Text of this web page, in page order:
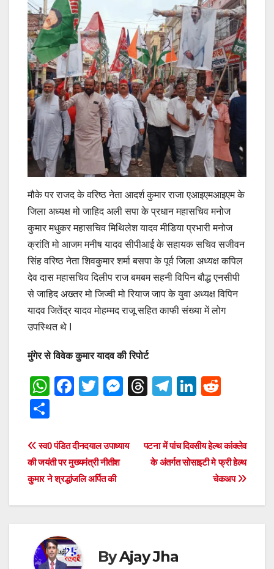
मौके पर राजद के वरिष्ठ नेता आदर्श कुमार राजा एआइएमआइएम के
जिला अध्यक्ष मो जाहिद अली सपा के प्रधान महासचिव मनोज
कुमार मधुकर महासचिव मिथिलेश यादव मीडिया प्रभारी मनोज
क्रांति मो आजम मनीष यादव सीपीआई के सहायक सचिव सजीवन
सिंह वरिष्ठ नेता शिवकुमार शर्मा बसपा के पूर्व जिला अध्यक्ष कपिल
देव दास महासचिव दिलीप राज बमबम सहनी विपिन बौद्ध एनसीपी
से जाहिद अख्तर मो जिज्वी मो रियाज जाप के युवा अध्यक्ष विपिन
यादव जितेंद्र यादव मोहम्मद राजू सहित काफी संख्या में लोग
उपस्थित थे I
मुंगेर से विवेक कुमार यादव की रिपोर्ट
W
s
A
p
p
F
e
b
o
o
T
er
M
e
er
T
a
d
T
gr
a
Li
e
dI
di
t
ar
e
Post
navigation
पटना में पांच दिवसीय हेल्थ कांक्लेव
के अंतर्गत सोसाइटी मे फ्री हेल्थ
चेकअप
स्व0 पंडित दीनदयाल उपाध्याय
की जयंती पर मुख्यमंत्री नीतीश
कुमार ने श्रद्धांजलि अर्पित की
ByAjay Jha